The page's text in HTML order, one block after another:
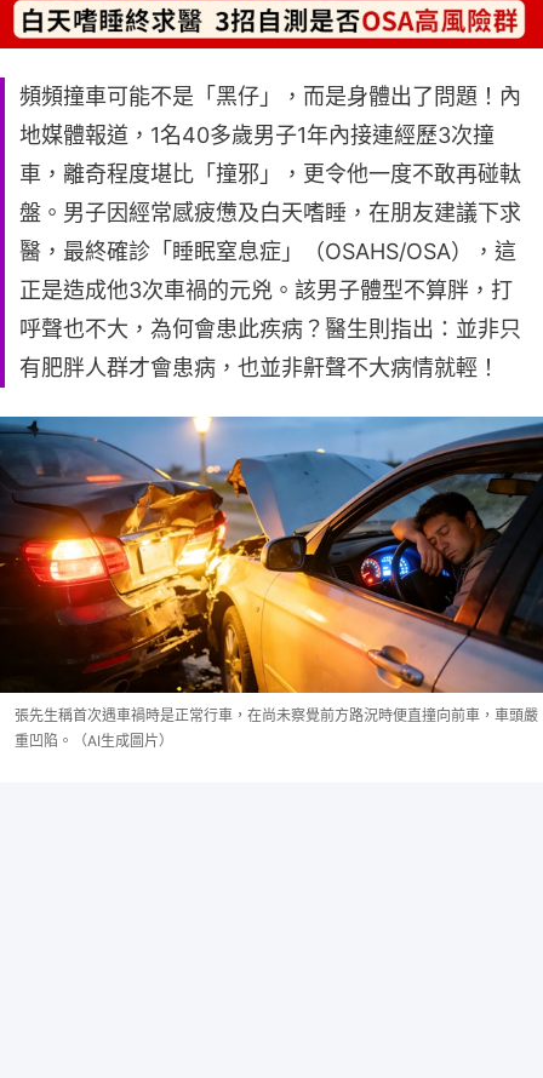
頻頻撞車可能不是「黑仔」，而是身體出了問題！內
地媒體報道，1名40多歲男子1年內接連經歷3次撞
車，離奇程度堪比「撞邪」，更令他一度不敢再碰軚
盤。男子因經常感疲憊及白天嗜睡，在朋友建議下求
醫，最終確診「睡眠窒息症」（OSAHS/OSA），這
正是造成他3次車禍的元兇。該男子體型不算胖，打
呼聲也不大，為何會患此疾病？醫生則指出：並非只
有肥胖人群才會患病，也並非鼾聲不大病情就輕！
張先生稱首次遇車禍時是正常行車，在尚未察覺前方路況時便直撞向前車，車頭嚴
重凹陷。（AI生成圖片）